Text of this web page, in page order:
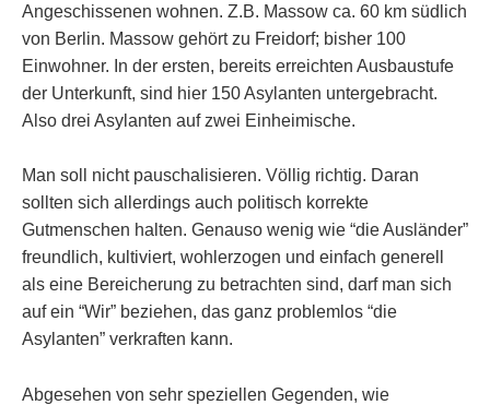
Angeschissenen wohnen. Z.B. Massow ca. 60 km südlich
von Berlin. Massow gehört zu Freidorf; bisher 100
Einwohner. In der ersten, bereits erreichten Ausbaustufe
der Unterkunft, sind hier 150 Asylanten untergebracht.
Also drei Asylanten auf zwei Einheimische.
Man soll nicht pauschalisieren. Völlig richtig. Daran
sollten sich allerdings auch politisch korrekte
Gutmenschen halten. Genauso wenig wie “die Ausländer”
freundlich, kultiviert, wohlerzogen und einfach generell
als eine Bereicherung zu betrachten sind, darf man sich
auf ein “Wir” beziehen, das ganz problemlos “die
Asylanten” verkraften kann.
Abgesehen von sehr speziellen Gegenden, wie